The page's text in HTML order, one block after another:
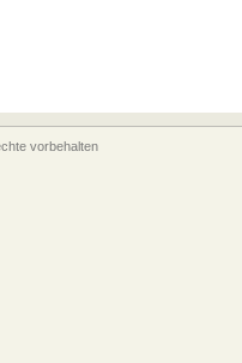
vorbehalten